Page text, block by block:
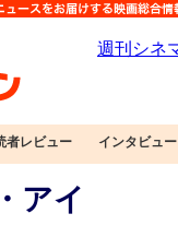
者レビュー インタビュー
アイ